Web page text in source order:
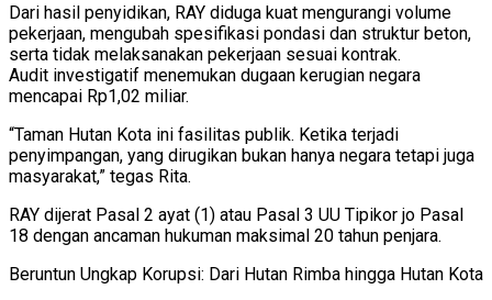
Dari hasil penyidikan, RAY diduga kuat mengurangi volume
pekerjaan, mengubah spesifikasi pondasi dan struktur beton,
serta tidak melaksanakan pekerjaan sesuai kontrak.
Audit investigatif menemukan dugaan kerugian negara
mencapai Rp1,02 miliar.
“Taman Hutan Kota ini fasilitas publik. Ketika terjadi
penyimpangan, yang dirugikan bukan hanya negara tetapi juga
masyarakat,” tegas Rita.
RAY dijerat Pasal 2 ayat (1) atau Pasal 3 UU Tipikor jo Pasal
18 dengan ancaman hukuman maksimal 20 tahun penjara.
Beruntun Ungkap Korupsi: Dari Hutan Rimba hingga Hutan Kota